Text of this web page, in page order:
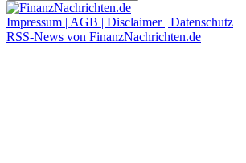
Impressum | AGB | Disclaimer | Datenschutz
RSS-News von FinanzNachrichten.de